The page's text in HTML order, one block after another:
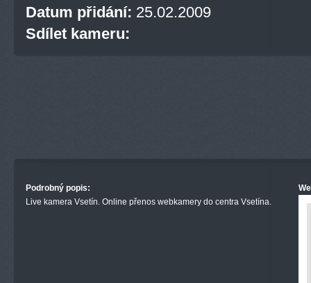
Datum přidání: 25.02.2009
Sdílet kameru:
Podrobný popis:
Live kamera Vsetín. Online přenos webkamery do centra Vsetína.